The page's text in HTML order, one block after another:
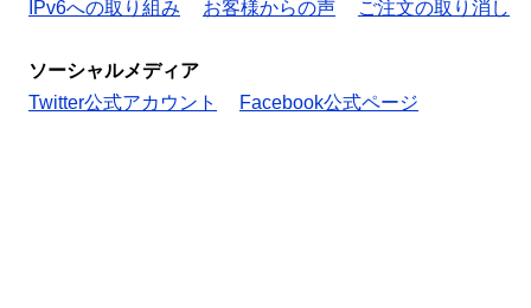
IPv6への取り組み
お客様からの声 ご注文の取り消し
ソーシャルメディア
Twitter公式アカウント
Facebook公式ページ